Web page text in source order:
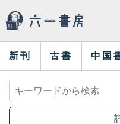
新刊 古書 中国